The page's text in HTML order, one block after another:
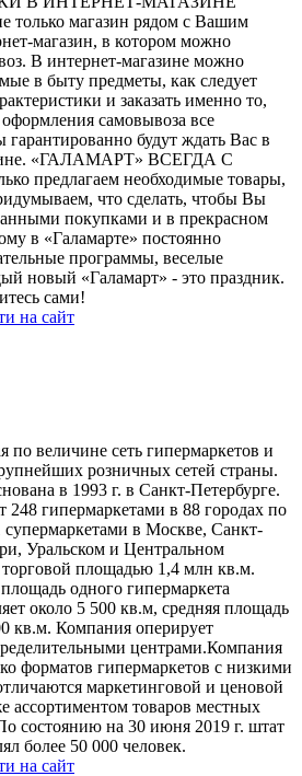
только магазин рядом с Вашим
магазин, в котором можно
В интернет-магазине можно
в быту предметы, как следует
и заказать именно то,
самовывоза все
гарантированно будут ждать Вас в
«ГАЛАМАРТ» ВСЕГДА С
предлагаем необходимые товары,
что сделать, чтобы Вы
покупками и в прекрасном
в «Галамарте» постоянно
программы, веселые
новый «Галамарт» - это праздник.
сами!
на сайт
величине сеть гипермаркетов и
розничных сетей страны.
в 1993 г. в Санкт-Петербурге.
248 гипермаркетами в 88 городах по
супермаркетами в Москве, Санкт-
Уральском и Центральном
площадью 1,4 млн кв.м.
одного гипермаркета
около 5 500 кв.м, средняя площадь
кв.м. Компания оперирует
центрами.Компания
форматов гипермаркетов с низкими
маркетинговой и ценовой
ассортиментом товаров местных
состоянию на 30 июня 2019 г. штат
более 50 000 человек.
на сайт